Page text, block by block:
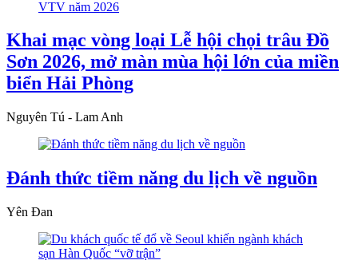
Khai mạc vòng loại Lễ hội chọi trâu Đồ
Sơn 2026, mở màn mùa hội lớn của miền
biển Hải Phòng
Nguyên Tú - Lam Anh
Đánh thức tiềm năng du lịch về nguồn
Yên Đan